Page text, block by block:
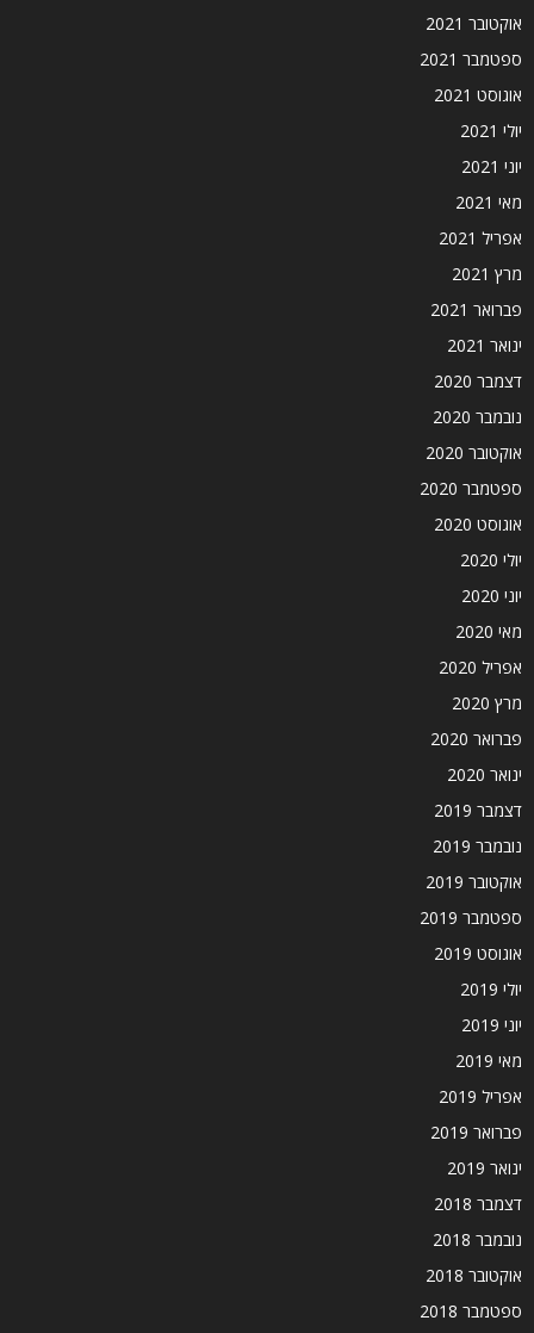
אוקטובר 2021
ספטמבר 2021
אוגוסט 2021
יולי 2021
יוני 2021
מאי 2021
אפריל 2021
מרץ 2021
פברואר 2021
ינואר 2021
דצמבר 2020
נובמבר 2020
אוקטובר 2020
ספטמבר 2020
אוגוסט 2020
יולי 2020
יוני 2020
מאי 2020
אפריל 2020
מרץ 2020
פברואר 2020
ינואר 2020
דצמבר 2019
נובמבר 2019
אוקטובר 2019
ספטמבר 2019
אוגוסט 2019
יולי 2019
יוני 2019
מאי 2019
אפריל 2019
פברואר 2019
ינואר 2019
דצמבר 2018
נובמבר 2018
אוקטובר 2018
ספטמבר 2018